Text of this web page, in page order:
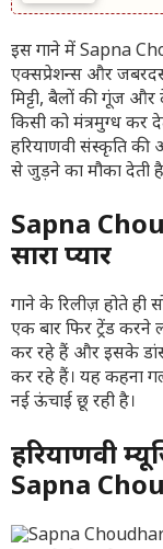
इस गाने में Sapna
एक्सप्रेशन्स और
मिट्टी, बैलों की गूंज
किसी को मंत्रमुग्ध कर
हरियाणवी संस्कृति
से जुड़ने का मौका देती
Sapna
सारा प्यार
गाने के रिलीज़ होते ही
एक बार फिर ट्रेंड
कर रहे हैं और इसके डांस
कर रहे हैं। यह कहना
नई ऊंचाई छू रही है।
हरियाणवी
Sapna